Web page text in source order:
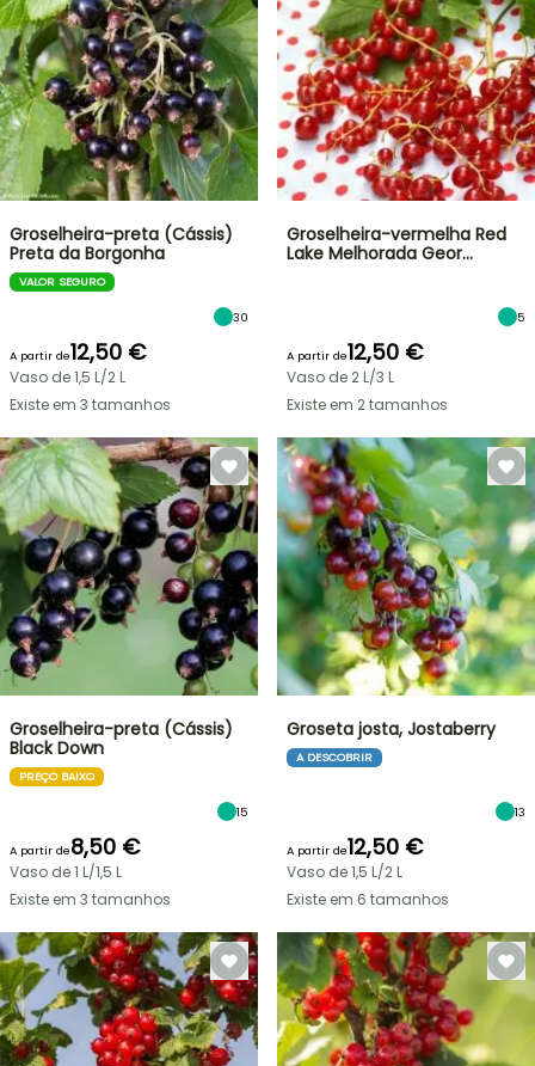
Groselheira-preta (Cássis)
Preta da Borgonha
VALOR SEGURO
30
A partir de12,50 €
Vaso de 1,5 L/2 L
Existe em 3 tamanhos
Groselheira-vermelha Red
Lake Melhorada Geor…
5
A partir de12,50 €
Vaso de 2 L/3 L
Existe em 2 tamanhos
Groselheira-preta (Cássis)
Black Down
PREÇO BAIXO
15
A partir de8,50 €
Vaso de 1 L/1,5 L
Existe em 3 tamanhos
Groseta josta, Jostaberry
A DESCOBRIR
13
A partir de12,50 €
Vaso de 1,5 L/2 L
Existe em 6 tamanhos